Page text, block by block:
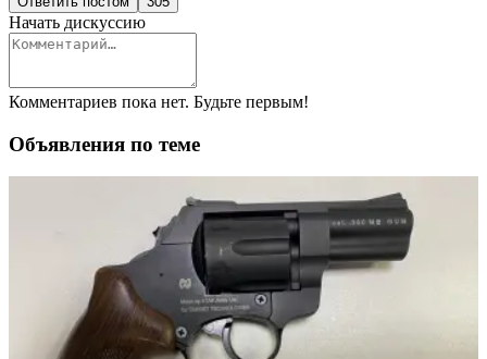
Начать дискуссию
Комментариев пока нет. Будьте первым!
Объявления по теме